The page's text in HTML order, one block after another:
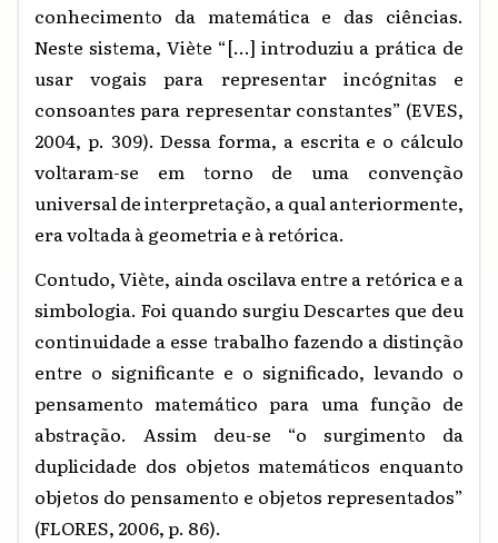
conhecimento da matemática e das ciências.
Neste sistema, Viète “[...] introduziu a prática de
usar vogais para representar incógnitas e
consoantes para representar constantes” (EVES,
2004, p. 309). Dessa forma, a escrita e o cálculo
voltaram-se em torno de uma convenção
universal de interpretação, a qual anteriormente,
era voltada à geometria e à retórica.
Contudo, Viète, ainda oscilava entre a retórica e a
simbologia. Foi quando surgiu Descartes que deu
continuidade a esse trabalho fazendo a distinção
entre o significante e o significado, levando o
pensamento matemático para uma função de
abstração. Assim deu-se “o surgimento da
duplicidade dos objetos matemáticos enquanto
objetos do pensamento e objetos representados”
(FLORES, 2006, p. 86).